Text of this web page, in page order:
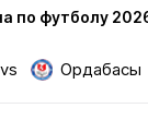
по футболу
vs Ордабасы